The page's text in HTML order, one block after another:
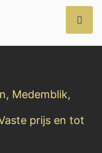
Medemblik,
prijs en tot